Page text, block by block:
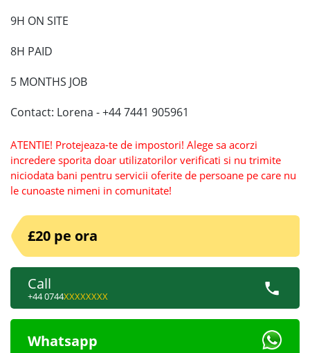
9H ON SITE
8H PAID
5 MONTHS JOB
Contact: Lorena - +44 7441 905961
ATENTIE! Protejeaza-te de impostori! Alege sa acorzi
incredere sporita doar utilizatorilor verificati si nu trimite
niciodata bani pentru servicii oferite de persoane pe care nu
le cunoaste nimeni in comunitate!
£20 pe ora
Call
+44 0744XXXXXXXX
Whatsapp